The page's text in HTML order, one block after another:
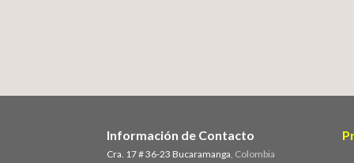
Información de Contacto
Cra. 17 # 36-23 Bucaramanga , Colombia